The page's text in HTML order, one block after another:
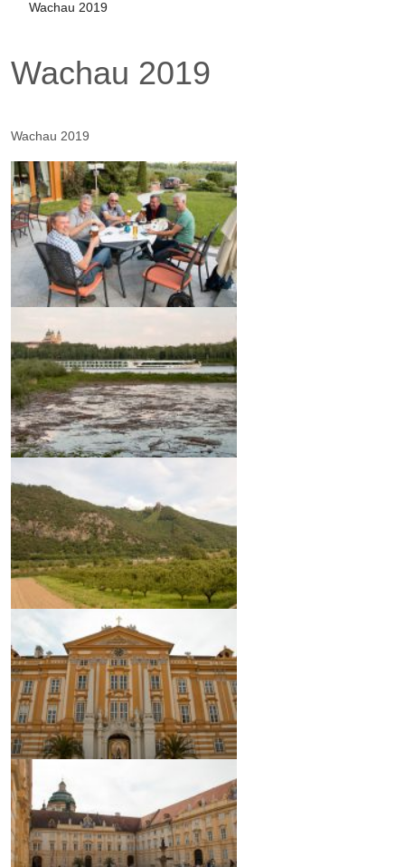
Wachau 2019
Wachau 2019
Wachau 2019